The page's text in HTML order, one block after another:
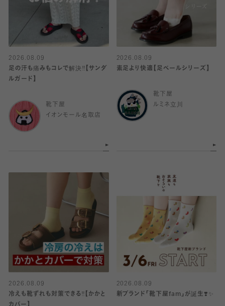
2026.08.09
足の汗も痛みもコレで解決‼️【サンダ
ルガード】
靴下屋
イオンモール名取店
2026.08.09
素足より快適【足ベールシリーズ】
靴下屋
ルミネ立川
2026.08.09
冷えも靴ずれも対策できる‼️【かかと
2026.08.09
新ブランド「靴下屋fam」が誕生❣️✨